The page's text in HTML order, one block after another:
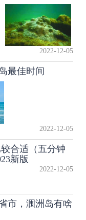
2022-12-05
最佳时间
2022-12-05
合适（五分钟
新版
2022-12-05
市，涠洲岛有啥